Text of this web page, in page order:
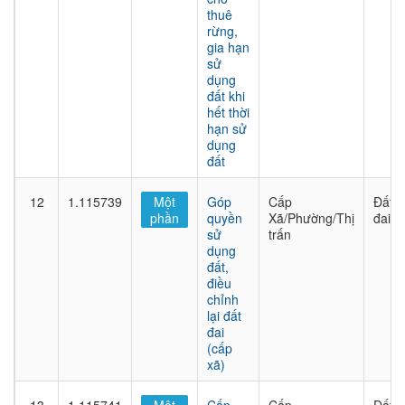
thuê
rừng,
gia hạn
sử
dụng
đất khi
hết thời
hạn sử
dụng
đất
12 1.115739
Một
phần
Góp
quyền
sử
dụng
đất,
điều
chỉnh
lại đất
đai
(cấp
xã)
Cấp
Xã/Phường/Thị
trấn
Đất
đai